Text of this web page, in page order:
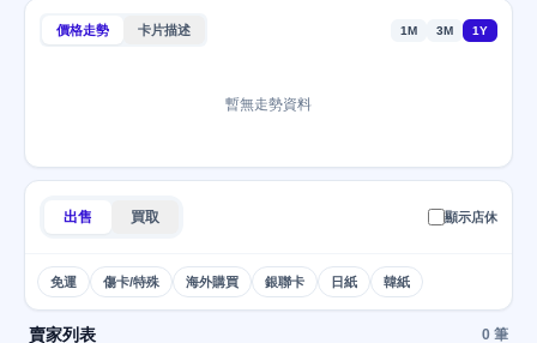
價格走勢 卡片描述 1M 3M 1Y
暫無走勢資料
出售 買取 顯示店休
免運 傷卡/特殊 海外購買 銀聯卡 日紙 韓紙
賣家列表 0 筆